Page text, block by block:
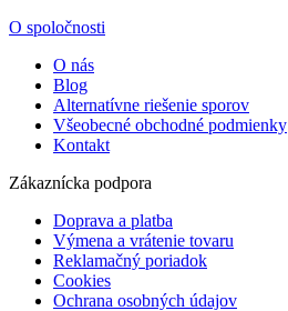
O spoločnosti
O nás
Blog
Alternatívne riešenie sporov
Všeobecné obchodné podmienky
Kontakt
Zákaznícka podpora
Doprava a platba
Výmena a vrátenie tovaru
Reklamačný poriadok
Cookies
Ochrana osobných údajov